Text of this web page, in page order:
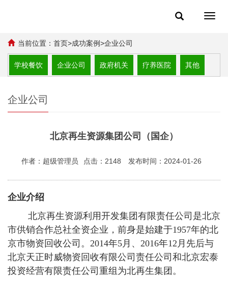
当前位置： 首页>成功案例>企业公司
学校餐饮 企业公司 政府机关 疗养医院 其他
企业公司
北京再生资源集团公司（国企）
作者：超级管理员 点击：2148 发布时间：2024-01-26
企业介绍
北京再生资源利用开发集团有限责任公司是北京
市供销合作总社全资企业，前身是始建于1957年的北
京市物资回收公司。2014年5月、2016年12月先后与
北京天正时威物资回收有限公司责任公司和北京宏泰
投资经营有限责任公司重组为北再生集团。